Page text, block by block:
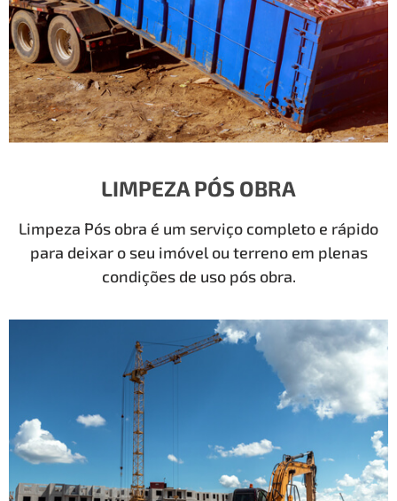
LIMPEZA PÓS OBRA
Limpeza Pós obra é um serviço completo e rápido
para deixar o seu imóvel ou terreno em plenas
condições de uso pós obra.